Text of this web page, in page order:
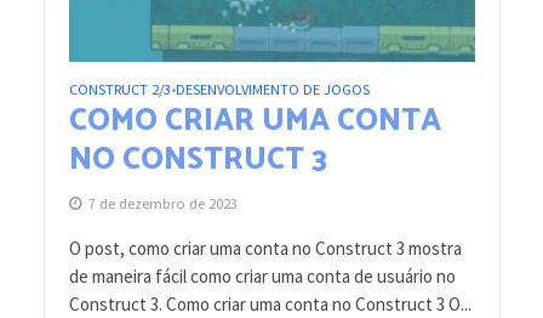
CONSTRUCT 2/3•DESENVOLVIMENTO DE JOGOS
COMO CRIAR UMA CONTA
NO CONSTRUCT 3
7 de dezembro de 2023
O post, como criar uma conta no Construct 3 mostra
de maneira fácil como criar uma conta de usuário no
Construct 3. Como criar uma conta no Construct 3 O...